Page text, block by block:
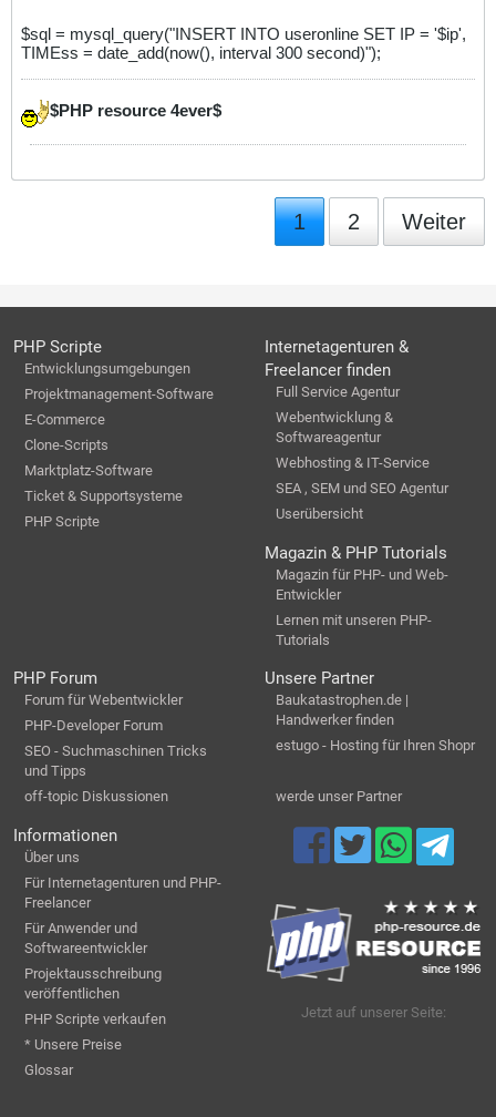
$sql = mysql_query("INSERT INTO useronline SET IP = '$ip',
TIMEss = date_add(now(), interval 300 second)");
$PHP resource 4ever$
1 2 Weiter
PHP Scripte
Entwicklungsumgebungen
Projektmanagement-Software
E-Commerce
Clone-Scripts
Marktplatz-Software
Ticket & Supportsysteme
PHP Scripte
Internetagenturen &
Freelancer finden
Full Service Agentur
Webentwicklung &
Softwareagentur
Webhosting & IT-Service
SEA , SEM und SEO Agentur
Userübersicht
Magazin & PHP Tutorials
Magazin für PHP- und Web-
Entwickler
Lernen mit unseren PHP-
Tutorials
PHP Forum
Forum für Webentwickler
PHP-Developer Forum
SEO - Suchmaschinen Tricks
und Tipps
off-topic Diskussionen
Unsere Partner
Baukatastrophen.de |
Handwerker finden
estugo - Hosting für Ihren Shopr
werde unser Partner
Informationen
Über uns
Für Internetagenturen und PHP-
Freelancer
Für Anwender und
Softwareentwickler
Projektausschreibung
veröffentlichen
PHP Scripte verkaufen
* Unsere Preise
Glossar
Jetzt auf unserer Seite: